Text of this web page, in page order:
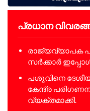
പ്രധാന
രാജ്യവ്യാപക
സർക്കാർ
പശുവിനെ
കേന്ദ്ര
വ്യക്തമാക്കി.